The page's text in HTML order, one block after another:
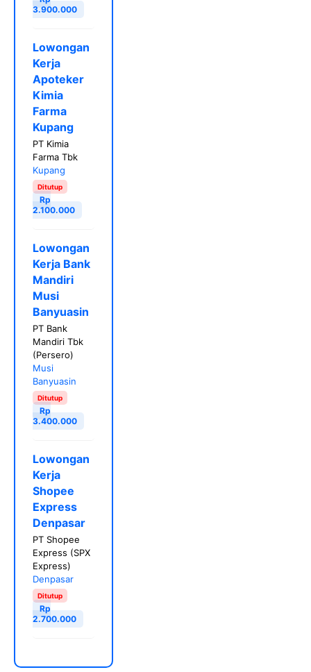
3.900.000
Lowongan
Kerja
Apoteker
Kimia
Farma
Kupang
PT Kimia
Farma Tbk
Kupang
Ditutup
Rp
2.100.000
Lowongan
Kerja Bank
Mandiri
Musi
Banyuasin
PT Bank
Mandiri Tbk
(Persero)
Musi
Banyuasin
Ditutup
Rp
3.400.000
Lowongan
Kerja
Shopee
Express
Denpasar
PT Shopee
Express (SPX
Express)
Denpasar
Ditutup
Rp
2.700.000